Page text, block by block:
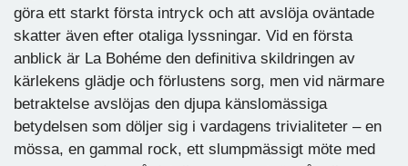
göra ett starkt första intryck och att avslöja oväntade
skatter även efter otaliga lyssningar. Vid en första
anblick är La Bohéme den definitiva skildringen av
kärlekens glädje och förlustens sorg, men vid närmare
betraktelse avslöjas den djupa känslomässiga
betydelsen som döljer sig i vardagens trivialiteter – en
mössa, en gammal rock, ett slumpmässigt möte med